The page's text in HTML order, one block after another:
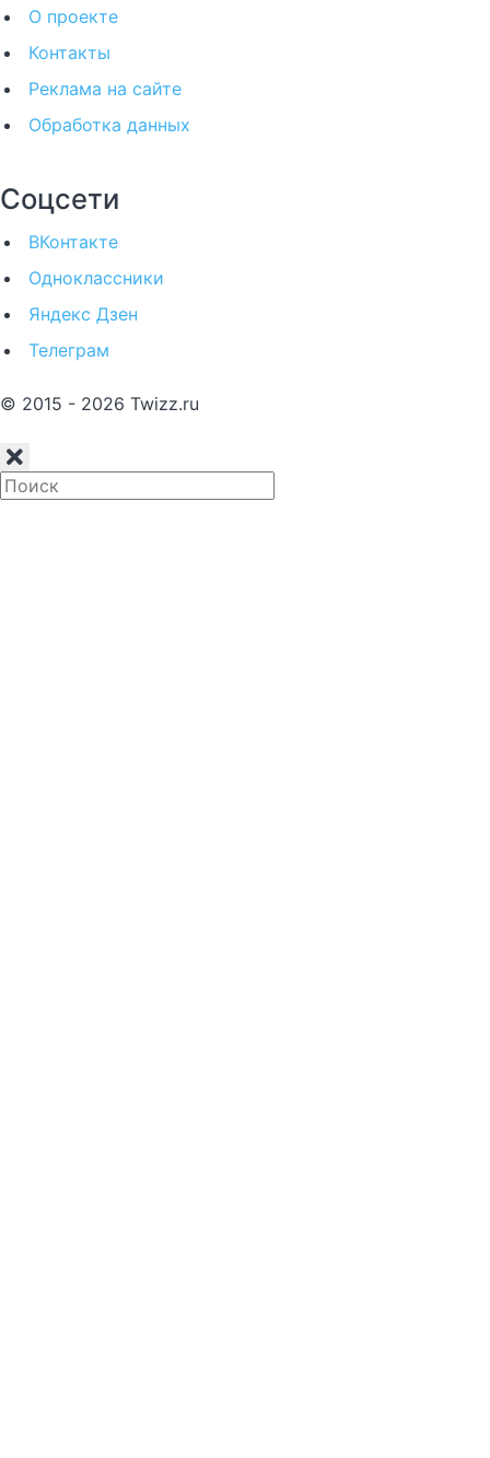
О проекте
Контакты
Реклама на сайте
Обработка данных
Соцсети
ВКонтакте
Одноклассники
Яндекс Дзен
Телеграм
© 2015 - 2026 Twizz.ru